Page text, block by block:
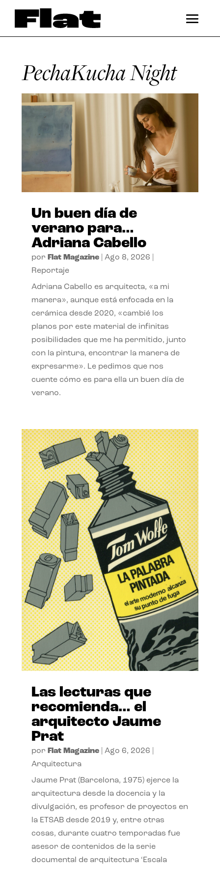
PechaKucha Night
Un buen día de
verano para…
Adriana Cabello
por Flat Magazine| Ago 8, 2026
Reportaje
Adriana Cabello es arquitecta, «a mi
manera», aunque está enfocada en la
cerámica desde 2020, «cambié los
planos por este material de infinitas
posibilidades que me ha permitido, junto
con la pintura, encontrar la manera de
expresarme». Le pedimos que nos
cuente cómo es para ella un buen día de
verano.
Las lecturas que
recomienda… el
arquitecto Jaume
Prat
por Flat Magazine| Ago 6, 2026
Arquitectura
Jaume Prat (Barcelona, 1975) ejerce la
arquitectura desde la docencia y la
divulgación, es profesor de proyectos en
la ETSAB desde 2019 y, entre otras
cosas, durante cuatro temporadas fue
asesor de contenidos de la serie
documental de arquitectura ‘Escala